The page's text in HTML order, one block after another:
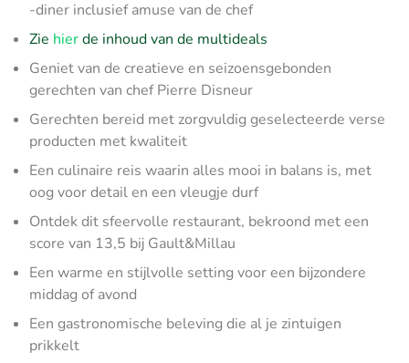
-diner inclusief amuse van de chef
Zie hierde inhoud van de multideals
Geniet van de creatieve en seizoensgebonden
gerechten van chef Pierre Disneur
Gerechten bereid met zorgvuldig geselecteerde verse
producten met kwaliteit
Een culinaire reis waarin alles mooi in balans is, met
oog voor detail en een vleugje durf
Ontdek dit sfeervolle restaurant, bekroond met een
score van 13,5 bij Gault&Millau
Een warme en stijlvolle setting voor een bijzondere
middag of avond
Een gastronomische beleving die al je zintuigen
prikkelt